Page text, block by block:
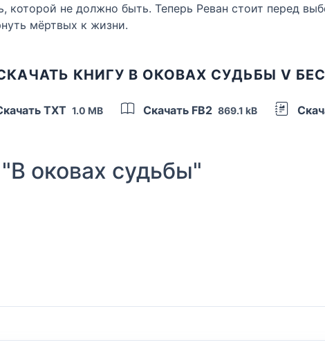
которой не должно быть. Теперь Реван стоит перед
мёртвых к жизни.
КНИГУ В ОКОВАХ СУДЬБЫ V
TXT 1.0 MB Скачать FB2 869.1 kB
оковах судьбы"